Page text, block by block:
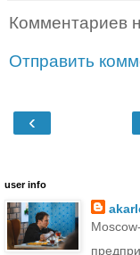
Комментариев
Отправить
‹
user info